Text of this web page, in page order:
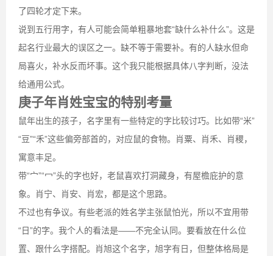
了四轮才定下来。
说到五行用字，有人可能会简单粗暴地套“缺什么补什么”。这是
起名行业最大的误区之一。缺不等于需要补。有的人缺水但命
局喜火，补水反而坏事。这个我只能根据具体八字判断，没法
给通用公式。
庚子年肖姓宝宝的特别考量
鼠年出生的孩子，名字里有一些特定的字比较讨巧。比如带“米”
“豆”“禾”这些偏旁部首的，对应鼠的食物。肖粟、肖禾、肖稷，
寓意丰足。
带“宀”“冖”头的字也好，老鼠喜欢打洞藏身，有屋檐庇护的意
象。肖宁、肖安、肖宏，都是这个思路。
不过也有争议。有些老派的姓名学主张鼠怕光，所以不宜用带
“日”的字。我个人的看法是——不完全认同。要看放在什么位
置、跟什么字搭配。肖旭这个名字，旭字有日，但整体格局是